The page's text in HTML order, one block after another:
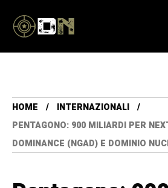
HOME
INTERNAZIONALI
PENTAGONO: 900 MILIARDI PER
DOMINANCE (NGAD) E DOMINIO